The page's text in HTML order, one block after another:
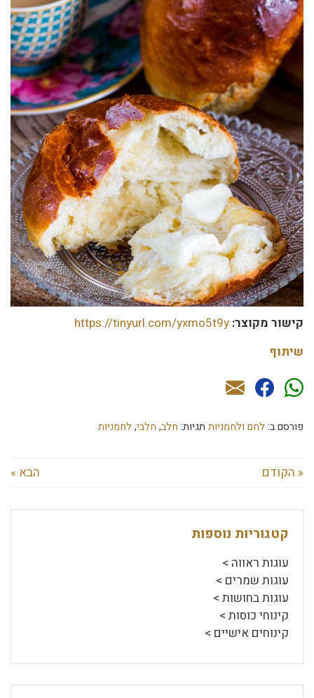
קישור מקוצר: https://tinyurl.com/yxmo5t9y
שיתוף
פורסם ב:לחם ולחמניות תגיות: חלב, חלבי,לחמניות
« הקודם הבא »
קטגוריות נוספות
עוגות ראווה >
עוגות שמרים >
עוגות בחושות >
קינוחי כוסות >
קינוחים אישיים >